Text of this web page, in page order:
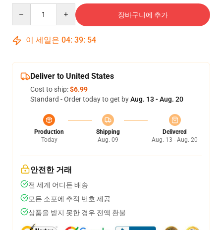
장바구니에 추가
이 세일은 04: 39: 54
Deliver to United States
Cost to ship:$6.99
Standard - Order today to get byAug. 13 - Aug. 20
Production
Today
Shipping
Aug. 09
Delivered
Aug. 13 - Aug. 20
안전한 거래
전 세계 어디든 배송
모든 소포에 추적 번호 제공
상품을 받지 못한 경우 전액 환불